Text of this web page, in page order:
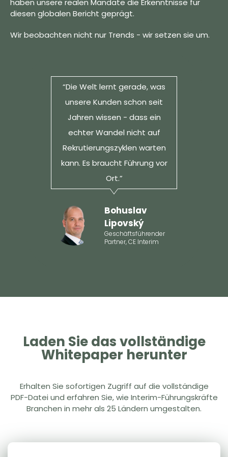
diesen globalen Bericht geprägt.
Wir beobachten nicht nur Trends - wir setzen sie um.
“Die Welt lernt gerade, was
unsere Kunden schon seit
Jahren wissen - dass ein
echter Wandel nicht auf
Rekrutierungszyklen warten
kann. Es braucht Führung vor
Ort.”
Bohuslav
Lipovský
Geschäftsführender
Partner, CE Interim
Laden Sie das vollständige
Whitepaper herunter
Erhalten Sie sofortigen Zugriff auf die vollständige
PDF-Datei und erfahren Sie, wie Interim-Führungskräfte
Branchen in mehr als 25 Ländern umgestalten.